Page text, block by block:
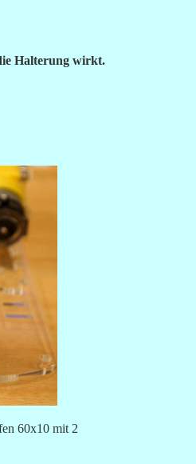
Halterung wirkt.
60x10 mit 2